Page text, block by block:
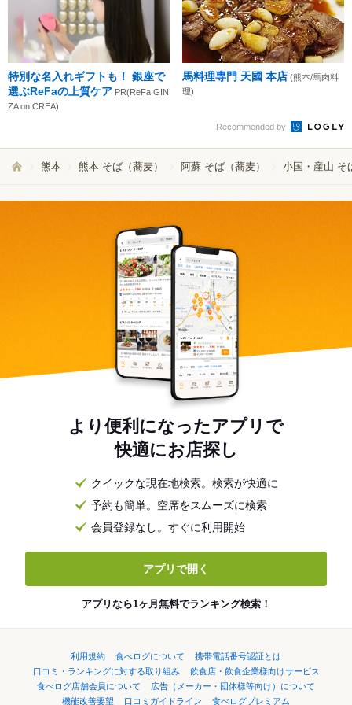
特別な名入れギフトも！ 銀座で
選ぶReFaの上質ケア PR(ReFa GIN
ZA on CREA)
馬料理専門 天國 本店 (熊本/馬肉料
理)
Recommended by
熊本 熊本 そば（蕎麦） 阿蘇 そば（蕎麦） 小国・産山 そ
より便利になったアプリで
快適にお店探し
クイックな現在地検索。検索が快適に
予約も簡単。空席をスムーズに検索
会員登録なし。すぐに利用開始
アプリで開く
アプリなら1ヶ月無料でランキング検索！
利用規約 食べログについて
携帯電話番号認証とは
口コミ・ランキングに対する取り組み
飲食店・飲食企業様向けサービス
食べログ店舗会員について
広告（メーカー・団体様等向け）について
機能改善要望
口コミガイドライン 食べログプレミアム